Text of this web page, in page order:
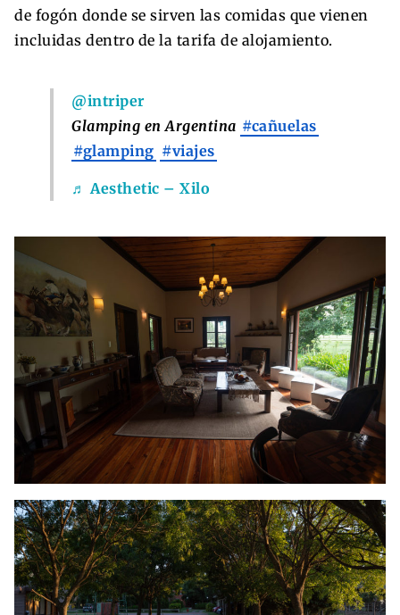
de fogón donde se sirven las comidas que vienen
incluidas dentro de la tarifa de alojamiento.
@intriper
Glamping en Argentina #cañuelas
#glamping #viajes
♬ Aesthetic – Xilo